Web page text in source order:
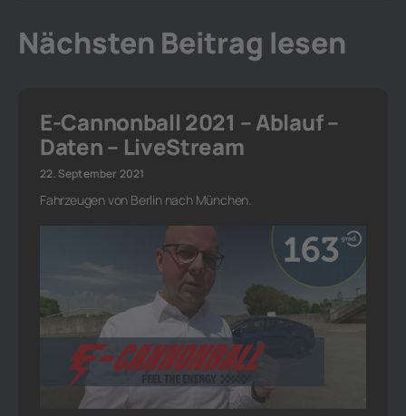
Nächsten Beitrag lesen
E-Cannonball 2021 – Ablauf –
Daten – LiveStream
22. September 2021
Fahrzeugen von Berlin nach München.